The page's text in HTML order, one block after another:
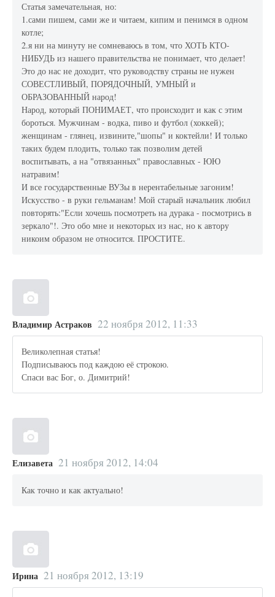
Статья замечательная, но:
1.сами пишем, сами же и читаем, кипим и пенимся в одном
котле;
2.я ни на минуту не сомневаюсь в том, что ХОТЬ КТО-
НИБУДЬ из нашего правительства не понимает, что делает!
Это до нас не доходит, что руководству страны не нужен
СОВЕСТЛИВЫЙ, ПОРЯДОЧНЫЙ, УМНЫЙ и
ОБРАЗОВАННЫЙ народ!
Народ, который ПОНИМАЕТ, что происходит и как с этим
бороться. Мужчинам - водка, пиво и футбол (хоккей);
женщинам - глянец, извините,"шопы" и коктейли! И только
таких будем плодить, только так позволим детей
воспитывать, а на "отвязанных" православных - ЮЮ
натравим!
И все государственные ВУЗы в нерентабельные загоним!
Искусство - в руки гельманам! Мой старый начальник любил
повторять:"Если хочешь посмотреть на дурака - посмотрись в
зеркало"!. Это обо мне и некоторых из нас, но к автору
никоим образом не относится. ПРОСТИТЕ.
Владимир Астраков 22 ноября 2012, 11:33
Великолепная статья!
Подписываюсь под каждою её строкою.
Спаси вас Бог, о. Димитрий!
Елизавета 21 ноября 2012, 14:04
Как точно и как актуально!
Ирина 21 ноября 2012, 13:19